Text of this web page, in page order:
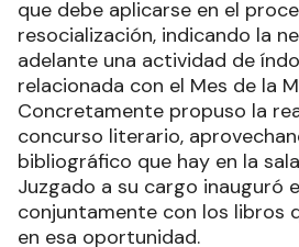
que debe aplicarse en el
resocialización, indicando la
adelante una actividad de
relacionada con el Mes de la
Concretamente propuso la
concurso literario,
bibliográfico que hay en la
Juzgado a su cargo inauguró
conjuntamente con los libros
en esa oportunidad.